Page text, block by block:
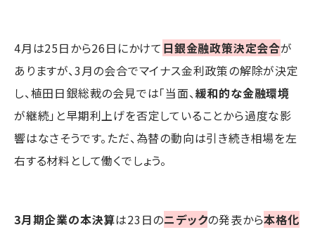
4月は25日から26日にかけて 日銀金融政策決定会合が
ありますが、3月の会合でマイナス金利政策の解除が決定
し、植田日銀総裁の会見では「当面、緩和的な金融環境
が継続」と早期利上げを否定していることから過度な影
響はなさそうです。ただ、為替の動向は引き続き相場を左
右する材料として働くでしょう。
3月期企業の本決算は23日のニデックの発表から本格化